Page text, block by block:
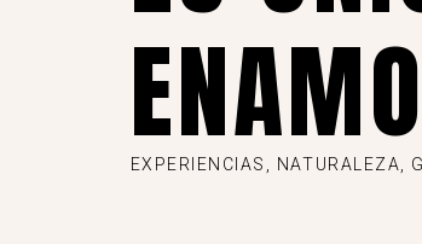
EXPERIENCIAS, NATURALEZA,